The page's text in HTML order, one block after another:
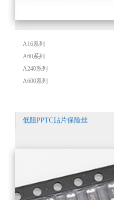
A16系列
A60系列
A240系列
A600系列
低阻PPTC贴片保险丝